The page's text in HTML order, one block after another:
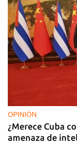
OPINIÓN
¿Merece Cuba
amenaza de